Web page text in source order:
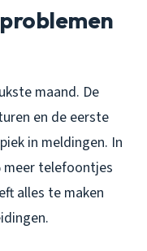
maand. De
en de eerste
in meldingen. In
meer telefoontjes
alles te maken